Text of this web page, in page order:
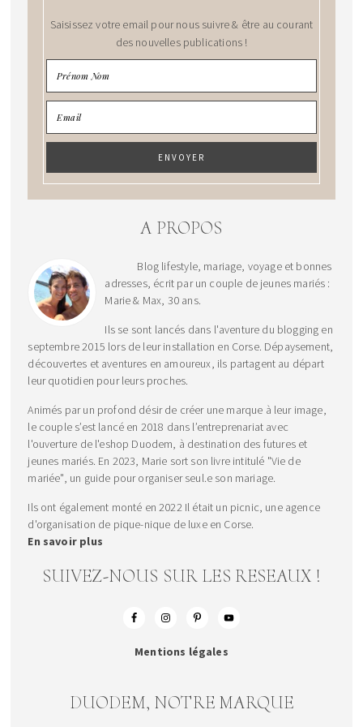
Saisissez votre email pour nous suivre & être au courant
des nouvelles publications !
A PROPOS
Blog lifestyle, mariage, voyage et bonnes
adresses, écrit par un couple de jeunes mariés :
Marie & Max, 30 ans.
Ils se sont lancés dans l'aventure du blogging en
septembre 2015 lors de leur installation en Corse. Dépaysement,
découvertes et aventures en amoureux, ils partagent au départ
leur quotidien pour leurs proches.
Animés par un profond désir de créer une marque à leur image,
le couple s’est lancé en 2018 dans l’entreprenariat avec
l'ouverture de l'eshop Duodem, à destination des futures et
jeunes mariés. En 2023, Marie sort son livre intitulé "Vie de
mariée", un guide pour organiser seul.e son mariage.
Ils ont également monté en 2022 Il était un picnic, une agence
d'organisation de pique-nique de luxe en Corse.
En savoir plus
SUIVEZ-NOUS SUR LES RESEAUX !
Mentions légales
DUODEM, NOTRE MARQUE